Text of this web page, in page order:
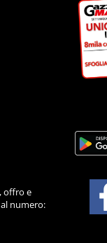
offro e
numero: